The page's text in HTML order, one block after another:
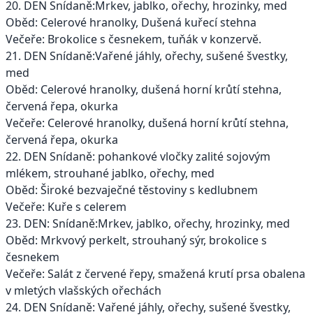
20. DEN Snídaně:Mrkev, jablko, ořechy, hrozinky, med
Oběd: Celerové hranolky, Dušená kuřecí stehna
Večeře: Brokolice s česnekem, tuňák v konzervě.
21. DEN Snídaně:Vařené jáhly, ořechy, sušené švestky,
med
Oběd: Celerové hranolky, dušená horní krůtí stehna,
červená řepa, okurka
Večeře: Celerové hranolky, dušená horní krůtí stehna,
červená řepa, okurka
22. DEN Snídaně: pohankové vločky zalité sojovým
mlékem, strouhané jablko, ořechy, med
Oběd: Široké bezvaječné těstoviny s kedlubnem
Večeře: Kuře s celerem
23. DEN: Snídaně:Mrkev, jablko, ořechy, hrozinky, med
Oběd: Mrkvový perkelt, strouhaný sýr, brokolice s
česnekem
Večeře: Salát z červené řepy, smažená krutí prsa obalena
v mletých vlašských ořechách
24. DEN Snídaně: Vařené jáhly, ořechy, sušené švestky,